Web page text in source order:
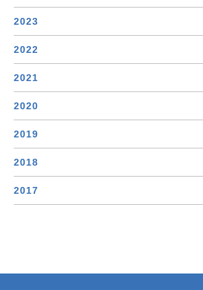
2023
2022
2021
2020
2019
2018
2017